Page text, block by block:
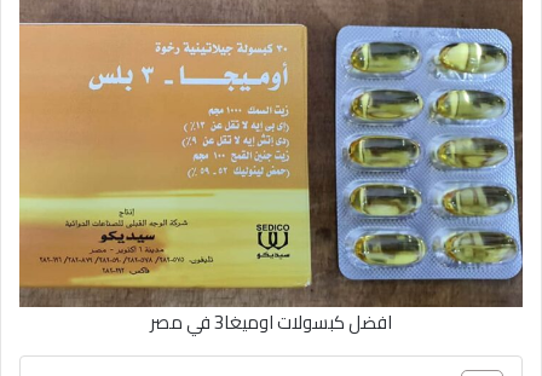
افضل كبسولات اوميغا3 في مصر